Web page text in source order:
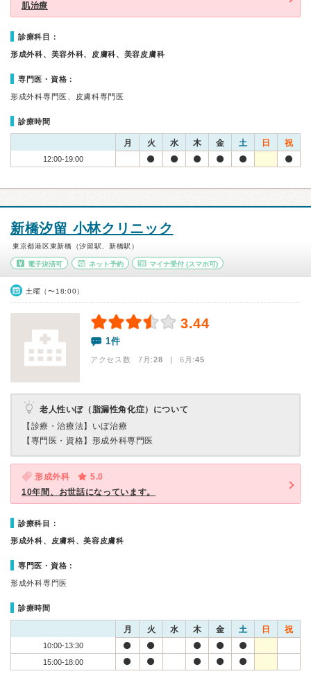
肌治療
診療科目：
形成外科、美容外科、皮膚科、美容皮膚科
専門医・資格：
形成外科専門医、皮膚科専門医
診療時間
月 火 水 木 金 土 日 祝
12:00-19:00
新橋汐留 小林クリニック
東京都港区東新橋（汐留駅、新橋駅）
電子決済可 ネット予約 マイナ受付 (スマホ可)
土曜（〜18:00）
3.44
1件
アクセス数 7月:28 | 6月:45
老人性いぼ（脂漏性角化症）について
【診療・治療法】 いぼ治療
【専門医・資格】 形成外科専門医
形成外科
5.0
10年間、お世話になっています。
診療科目：
形成外科、皮膚科、美容皮膚科
専門医・資格：
形成外科専門医
診療時間
月 火 水 木 金 土 日 祝
10:00-13:30
15:00-18:00